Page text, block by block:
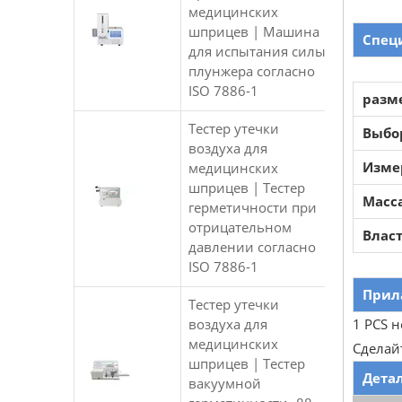
медицинских
шприцев | Машина
для испытания силы
плунжера согласно
ISO 7886-1
Тестер утечки
воздуха для
медицинских
шприцев | Тестер
герметичности при
отрицательном
давлении согласно
ISO 7886-1
Тестер утечки
воздуха для
медицинских
шприцев | Тестер
вакуумной
1 PCS